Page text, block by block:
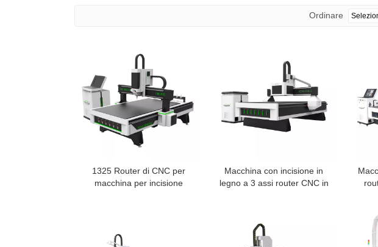
Ordinare
1325 Router di CNC per
macchina per incisione
Macchina con incisione in
legno a 3 assi router CNC in